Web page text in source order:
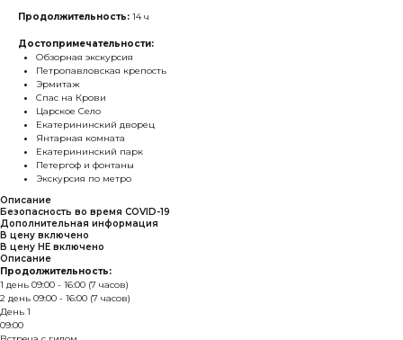
Продолжительность: 14 ч
Достопримечательности:
Обзорная экскурсия
Петропавловская крепость
Эрмитаж
Спас на Крови
Царское Село
Екатерининский дворец
Янтарная комната
Екатерининский парк
Петергоф и фонтаны
Экскурсия по метро
Описание
Безопасность во время COVID-19
Дополнительная информация
В цену включено
В цену НЕ включено
Описание
Продолжительность:
1 день 09:00 - 16:00 (7 часов)
2 день 09:00 - 16:00 (7 часов)
День 1
09:00